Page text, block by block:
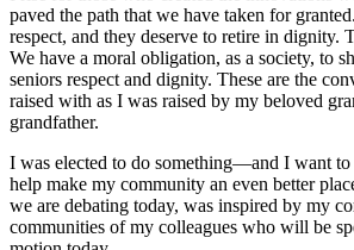
paved the path that we have taken for
respect, and they deserve to retire in dignity.
We have a moral obligation, as a society, to
seniors respect and dignity. These are the
raised with as I was raised by my beloved
grandfather.
I was elected to do something—and I want
help make my community an even better
we are debating today, was inspired by my
communities of my colleagues who will be